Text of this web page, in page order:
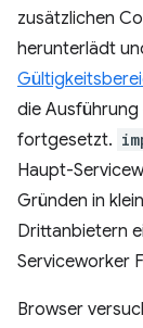
zusätzlichen
herunterlädt
die
fortgesetzt.
Haupt-
Gründen in
Drittanbietern
Serviceworker
Browser